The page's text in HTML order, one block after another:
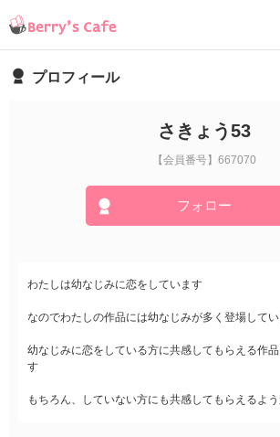
プロフィール
さきょう53
【会員番号】667070
フォロー
わたしは幼なじみに恋をしています
なのでわたしの作品には幼なじみが多く登場して
幼なじみに恋をしている方に共感してもらえる作
す
もちろん、していない方にも共感してもらえるよう